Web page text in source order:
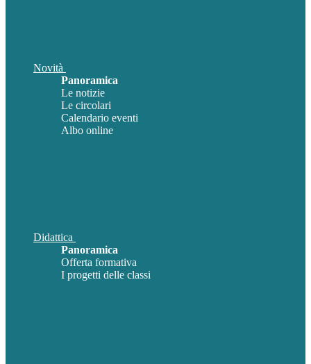
Novità
Panoramica
Le notizie
Le circolari
Calendario eventi
Albo online
Didattica
Panoramica
Offerta formativa
I progetti delle classi